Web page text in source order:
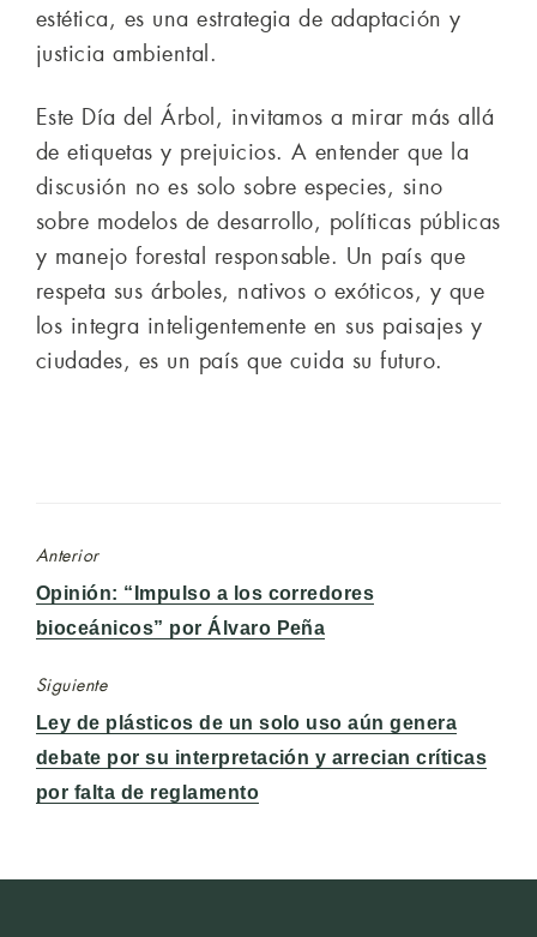
estética, es una estrategia de adaptación y
justicia ambiental.
Este Día del Árbol, invitamos a mirar más allá
de etiquetas y prejuicios. A entender que la
discusión no es solo sobre especies, sino
sobre modelos de desarrollo, políticas públicas
y manejo forestal responsable. Un país que
respeta sus árboles, nativos o exóticos, y que
los integra inteligentemente en sus paisajes y
ciudades, es un país que cuida su futuro.
Anterior
Entrada
anterior:
Opinión: “Impulso a los corredores
bioceánicos” por Álvaro Peña
Siguiente
Entrada
siguiente:
Ley de plásticos de un solo uso aún genera
debate por su interpretación y arrecian críticas
por falta de reglamento